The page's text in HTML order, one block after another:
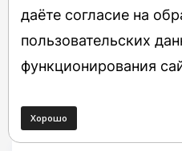
Минусы
Нет режима
даёте согласие на
пользовательских
функционирования